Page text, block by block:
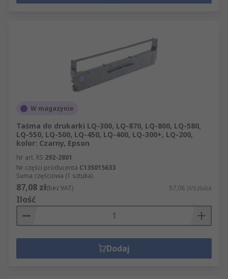
W magazynie
Taśma do drukarki LQ-300, LQ-870, LQ-800, LQ-580,
LQ-550, LQ-500, LQ-450, LQ-400, LQ-300+, LQ-200,
kolor: Czarny, Epson
Nr art. RS 292-2801
Nr części producenta C13S015633
Suma częściowa (1 sztuka)
87,08 zł(bez VAT) 87,08 zł/sztuka
Ilość
Dodaj